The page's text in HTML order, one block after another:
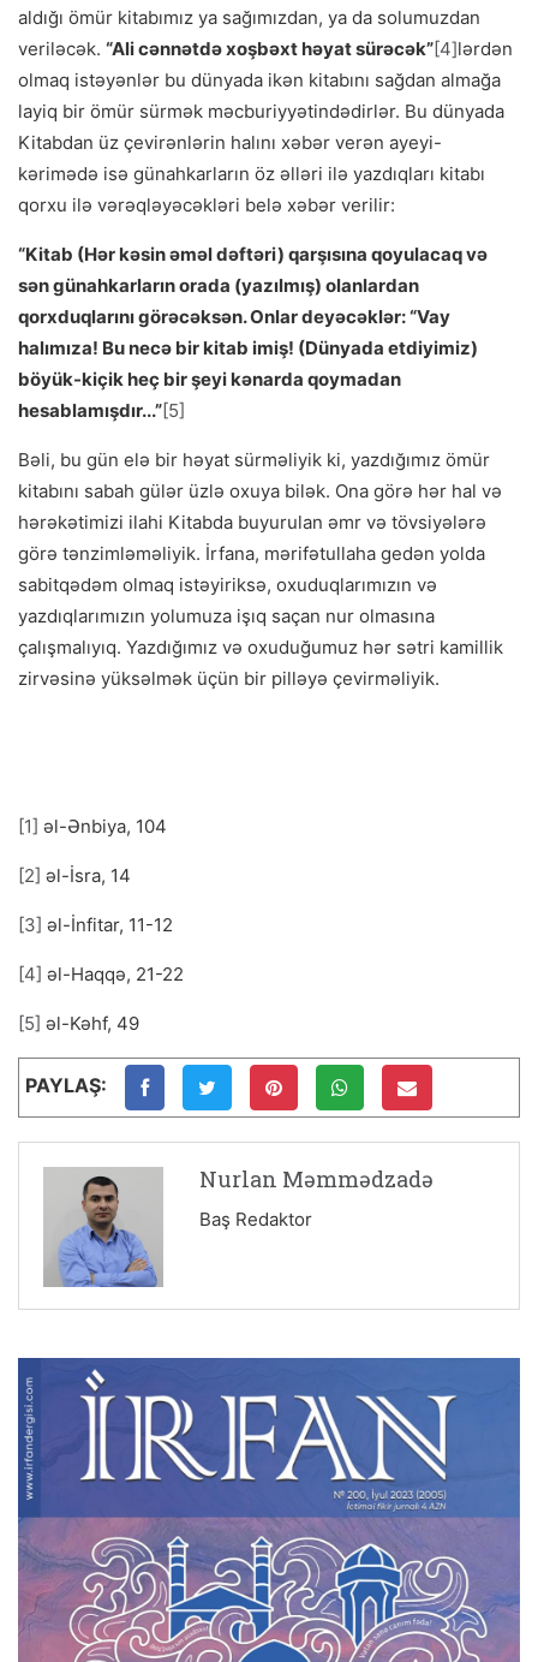
aldığı ömür kitabımız ya sağımızdan, ya da solumuzdan
veriləcək. “Ali cənnətdə xoşbəxt həyat sürəcək”[4]lərdən
olmaq istəyənlər bu dünyada ikən kitabını sağdan almağa
layiq bir ömür sürmək məcburiyyətindədirlər. Bu dünyada
Kitabdan üz çevirənlərin halını xəbər verən ayeyi-
kərimədə isə günahkarların öz əlləri ilə yazdıqları kitabı
qorxu ilə vərəqləyəcəkləri belə xəbər verilir:
“Kitab (Hər kəsin əməl dəftəri) qarşısına qoyulacaq və
sən günahkarların orada (yazılmış) olanlardan
qorxduqlarını görəcəksən. Onlar deyəcəklər: “Vay
halımıza! Bu necə bir kitab imiş! (Dünyada etdiyimiz)
böyük-kiçik heç bir şeyi kənarda qoymadan
hesablamışdır...”[5]
Bəli, bu gün elə bir həyat sürməliyik ki, yazdığımız ömür
kitabını sabah gülər üzlə oxuya bilək. Ona görə hər hal və
hərəkətimizi ilahi Kitabda buyurulan əmr və tövsiyələrə
görə tənzimləməliyik. İrfana, mərifətullaha gedən yolda
sabitqədəm olmaq istəyiriksə, oxuduqlarımızın və
yazdıqlarımızın yolumuza işıq saçan nur olmasına
çalışmalıyıq. Yazdığımız və oxuduğumuz hər sətri kamillik
zirvəsinə yüksəlmək üçün bir pilləyə çevirməliyik.
[1] əl-Ənbiya, 104
[2] əl-İsra, 14
[3] əl-İnfitar, 11-12
[4] əl-Haqqə, 21-22
[5] əl-Kəhf, 49
PAYLAŞ:
Nurlan Məmmədzadə
Baş Redaktor